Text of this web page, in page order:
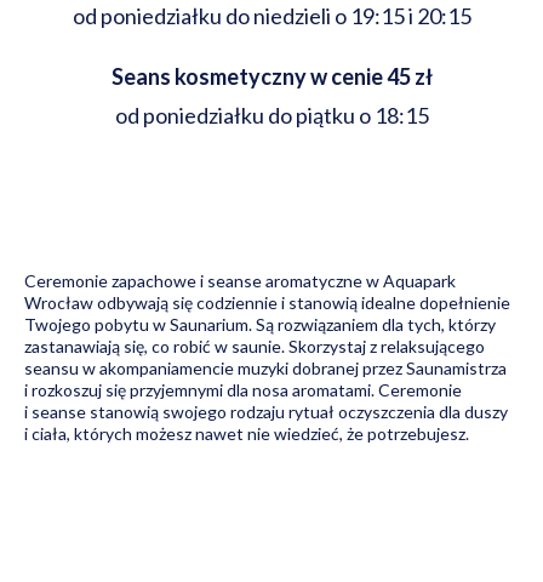
od poniedziałku do niedzieli o 19:15 i 20:15
Seans kosmetyczny w cenie 45 zł
od poniedziałku do piątku o 18:15
Ceremonie zapachowe i seanse aromatyczne w Aquapark
Wrocław odbywają się codziennie i stanowią idealne dopełnienie
Twojego pobytu w Saunarium. Są rozwiązaniem dla tych, którzy
zastanawiają się, co robić w saunie. Skorzystaj z relaksującego
seansu w akompaniamencie muzyki dobranej przez Saunamistrza
i rozkoszuj się przyjemnymi dla nosa aromatami. Ceremonie
i seanse stanowią swojego rodzaju rytuał oczyszczenia dla duszy
i ciała, których możesz nawet nie wiedzieć, że potrzebujesz.